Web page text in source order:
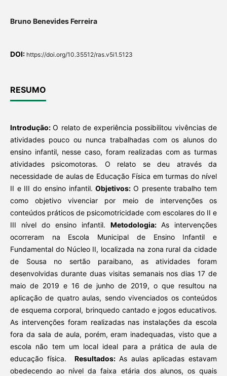
Bruno Benevides Ferreira
DOI: https://doi.org/10.35512/ras.v5i1.5123
RESUMO
Introdução:O relato de experiência possibilitou vivências de
atividades pouco ou nunca trabalhadas com os alunos do
ensino infantil, nesse caso, foram realizadas com as turmas
atividades psicomotoras. O relato se deu através da
necessidade de aulas de Educação Física em turmas do nível
II e III do ensino infantil.Objetivos: O presente trabalho tem
como objetivo vivenciar por meio de intervenções os
conteúdos práticos de psicomotricidade com escolares do II e
III nível do ensino infantil.Metodologia:As intervenções
ocorreram na Escola Municipal de Ensino Infantil e
Fundamental do Núcleo II, localizada na zona rural da cidade
de Sousa no sertão paraibano, as atividades foram
desenvolvidas durante duas visitas semanais nos dias 17 de
maio de 2019 e 16 de junho de 2019, o que resultou na
aplicação de quatro aulas, sendo vivenciados os conteúdos
de esquema corporal, brinquedo cantado e jogos educativos.
As intervenções foram realizadas nas instalações da escola
fora da sala de aula, porém, eram inadequadas, visto que a
escola não tem um local ideal para a prática de aula de
educação física. Resultados:As aulas aplicadas estavam
obedecendo ao nível da faixa etária dos alunos, os quais